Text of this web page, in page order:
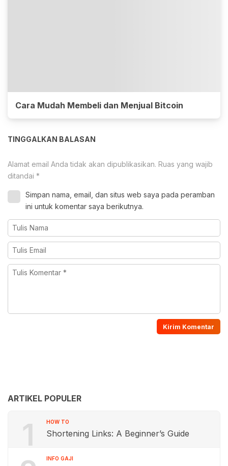
Cara Mudah Membeli dan Menjual Bitcoin
TINGGALKAN BALASAN
Alamat email Anda tidak akan dipublikasikan. Ruas yang wajib
ditandai *
Simpan nama, email, dan situs web saya pada peramban
ini untuk komentar saya berikutnya.
ARTIKEL POPULER
1 HOW TO
Shortening Links: A Beginner’s Guide
INFO GAJI